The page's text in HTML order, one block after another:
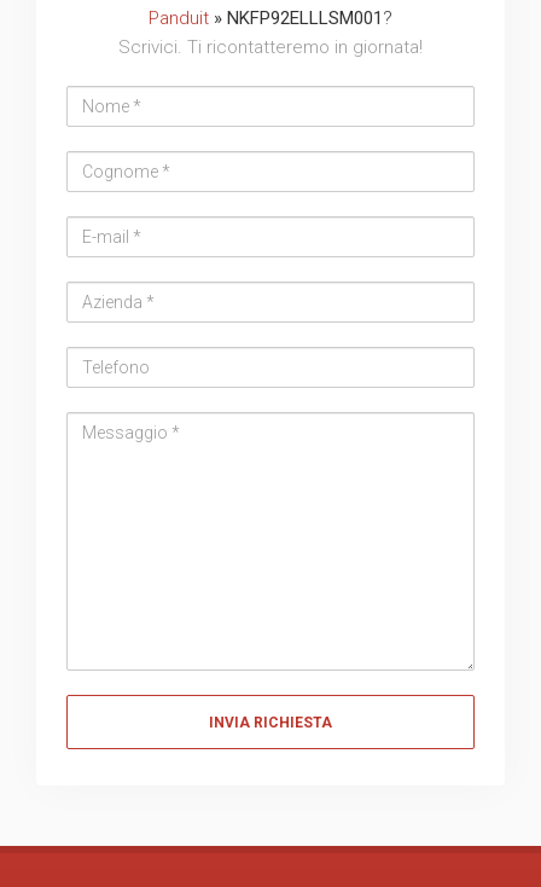
Panduit » NKFP92ELLLSM001 ?
Scrivici. Ti ricontatteremo in giornata!
address